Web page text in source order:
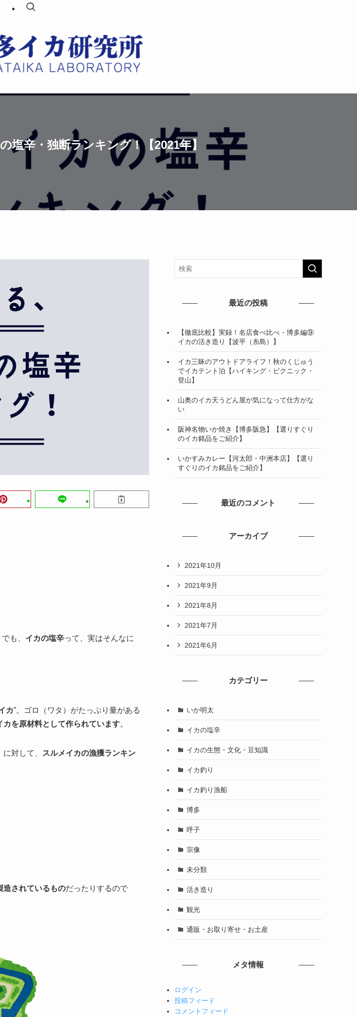
塩辛・独断ランキング！【2021年】
も、 イカの塩辛って、実はそんなに
カ”。ゴロ（ワタ）がたっぷり量がある
を原材料として作られています。
に対して、
スルメイカの漁獲ランキン
造されているものだったりするので
最近の投稿
【徹底比較】実録！名店食べ比べ・博多編⑨
イカの活き造り【波平（糸島）】
イカ三昧のアウトドアライフ！秋のくじゅう
でイカテント泊【ハイキング・ピクニック・
登山】
山奥のイカ天うどん屋が気になって仕方がな
い
阪神名物いか焼き【博多阪急】【選りすぐり
のイカ銘品をご紹介】
いかすみカレー【河太郎・中洲本店】【選り
すぐりのイカ銘品をご紹介】
最近のコメント
アーカイブ
2021年10月
2021年9月
2021年8月
2021年7月
2021年6月
カテゴリー
いか明太
イカの塩辛
イカの生態・文化・豆知識
イカ釣り
イカ釣り漁船
博多
呼子
宗像
未分類
活き造り
観光
通販・お取り寄せ・お土産
メタ情報
ログイン
投稿フィード
コメントフィード